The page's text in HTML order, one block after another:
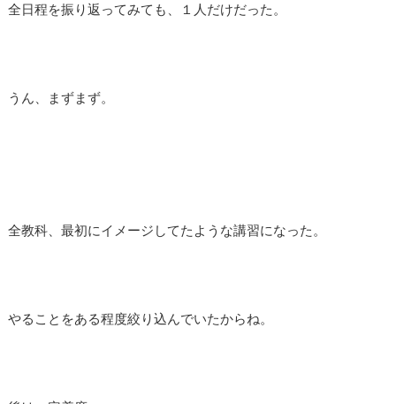
全日程を振り返ってみても、１人だけだった。
うん、まずまず。
全教科、最初にイメージしてたような講習になった。
やることをある程度絞り込んでいたからね。